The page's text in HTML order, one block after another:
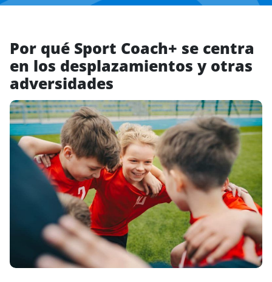
Por qué Sport Coach+ se centra
en los desplazamientos y otras
adversidades